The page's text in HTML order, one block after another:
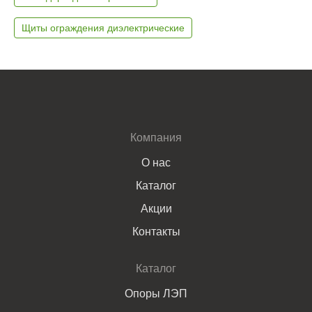
Щиты ограждения диэлектрические
Компания
О нас
Каталог
Акции
Контакты
Каталог
Опоры ЛЭП